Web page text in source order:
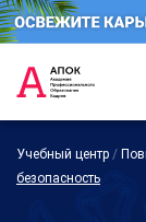
Учебный центр /
безопасность